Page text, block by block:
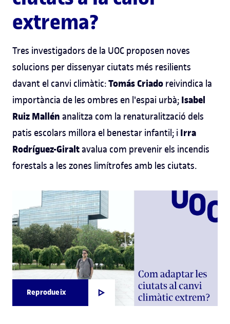
extrema?
Tres investigadors de la UOC proposen noves
solucions per dissenyar ciutats més resilients
davant el canvi climàtic:Tomás Criado reivindica la
importància de les ombres en l'espai urbà; Isabel
Ruiz Mallén analitza com la renaturalització dels
patis escolars millora el benestar infantil; i Irra
Rodríguez-Giraltavalua com prevenir els incendis
forestals a les zones limítrofes amb les ciutats.
Reprodueix